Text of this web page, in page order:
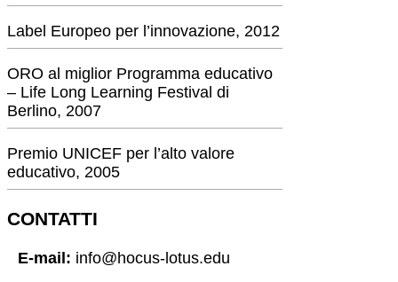
Label Europeo per l’innovazione, 2012
ORO al miglior Programma educativo
– Life Long Learning Festival di
Berlino, 2007
Premio UNICEF per l’alto valore
educativo, 2005
CONTATTI
E-mail: info@hocus-lotus.edu